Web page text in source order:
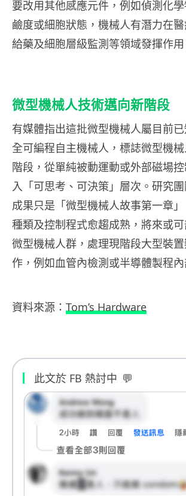
要改用其他感應元件，例如偵測化
鹼度或細胞狀態，機械人有潛力在
給藥及細胞層級監測等領域發揮作用
微型機械人技術邁向新階段
有媒體指出這批微型機械人屬目前
全可編程自主機械人，標誌微型機
階段，從單純被動運動或外部磁場
入「可思考、可決策」層次。研究
成果只是「微型機械人故事第一章
種類及控制程式愈趨成熟，將來或
微型機械人群，處理現階段大型裝
作，例如血管內檢測或半導體製程內
資料來源： Tom’s Hardware
此文於 FB 熱討中 💬